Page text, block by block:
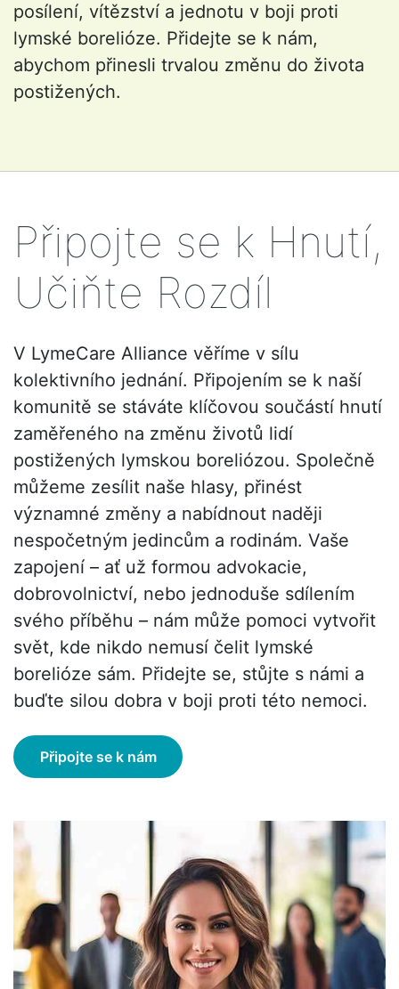
posílení, vítězství a jednotu v boji proti
lymské borelióze. Přidejte se k nám,
abychom přinesli trvalou změnu do života
postižených.
Připojte se k Hnutí,
Učiňte Rozdíl
V LymeCare Alliance věříme v sílu
kolektivního jednání. Připojením se k naší
komunitě se stáváte klíčovou součástí hnutí
zaměřeného na změnu životů lidí
postižených lymskou boreliózou. Společně
můžeme zesílit naše hlasy, přinést
významné změny a nabídnout naději
nespočetným jedincům a rodinám. Vaše
zapojení – ať už formou advokacie,
dobrovolnictví, nebo jednoduše sdílením
svého příběhu – nám může pomoci vytvořit
svět, kde nikdo nemusí čelit lymské
borelióze sám. Přidejte se, stůjte s námi a
buďte silou dobra v boji proti této nemoci.
Připojte se k nám